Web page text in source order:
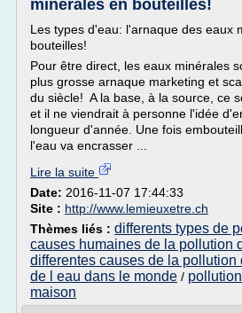
minérales en bouteilles!
Les types d'eau: l'arnaque des eaux
bouteilles!
Pour être direct, les eaux minérales
plus grosse arnaque marketing et
du siècle! A la base, à la source, ce
et il ne viendrait à personne l'idée
longueur d'année. Une fois
l'eau va encrasser ...
Lire la suite
Date: 2016-11-07 17:44:33
Site : http://www.lemieuxetre.ch
Thèmes liés : differents types de
causes humaines de la pollution
differentes causes de la pollution
de l eau dans le monde /
maison